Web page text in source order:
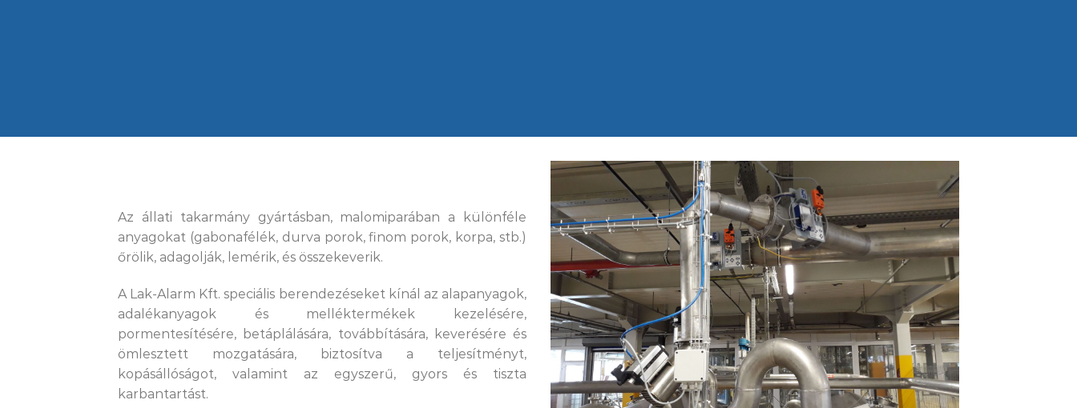
Az állati takarmány gyártásban, malomiparában a különféle
anyagokat (gabonafélék, durva porok, finom porok, korpa, stb.)
őrölik, adagolják, lemérik, és összekeverik.
A Lak-Alarm Kft. speciális berendezéseket kínál az alapanyagok,
adalékanyagok és melléktermékek kezelésére,
pormentesítésére, betáplálására, továbbítására, keverésére és
ömlesztett mozgatására, biztosítva a teljesítményt,
kopásállóságot, valamint az egyszerű, gyors és tiszta
karbantartást.